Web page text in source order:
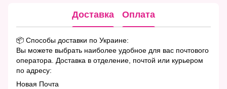
Доставка Оплата
📦 Способы доставки по Украине:
Вы можете выбрать наиболее удобное для вас почтового
оператора. Доставка в отделение, почтой или курьером
по адресу:
Новая Почта